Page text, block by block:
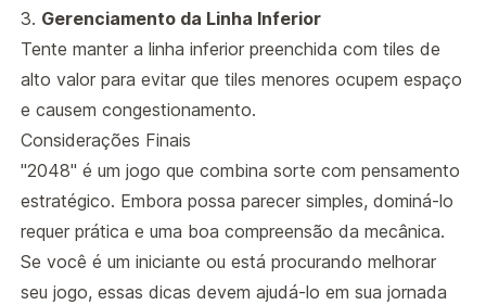
3. Gerenciamento da Linha Inferior
Tente manter a linha inferior preenchida com tiles de
alto valor para evitar que tiles menores ocupem espaço
e causem congestionamento.
Considerações Finais
"2048" é um jogo que combina sorte com pensamento
estratégico. Embora possa parecer simples, dominá-lo
requer prática e uma boa compreensão da mecânica.
Se você é um iniciante ou está procurando melhorar
seu jogo, essas dicas devem ajudá-lo em sua jornada